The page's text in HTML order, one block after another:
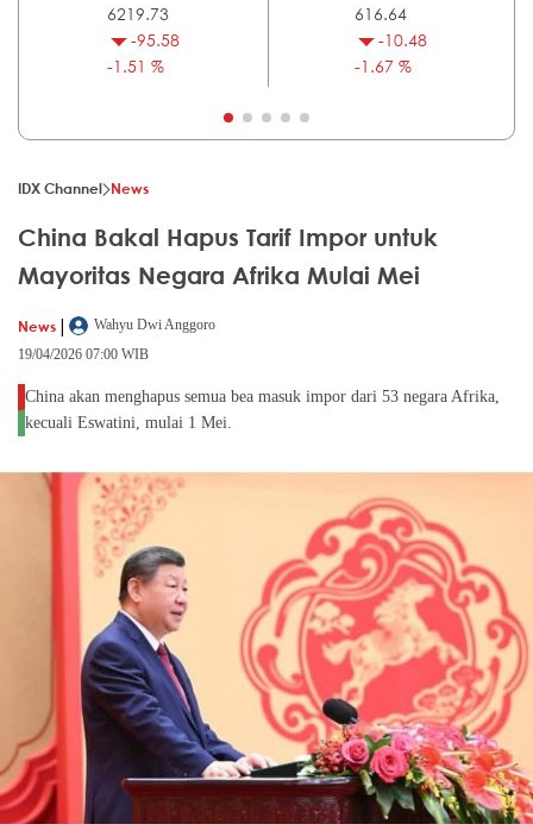
6219.73
-95.58
-1.51 %
616.64
-10.48
-1.67 %
IDX Channel News
China Bakal Hapus Tarif Impor untuk
Mayoritas Negara Afrika Mulai Mei
News |
Wahyu Dwi Anggoro
19/04/2026 07:00 WIB
China akan menghapus semua bea masuk impor dari 53 negara Afrika,
kecuali Eswatini, mulai 1 Mei.